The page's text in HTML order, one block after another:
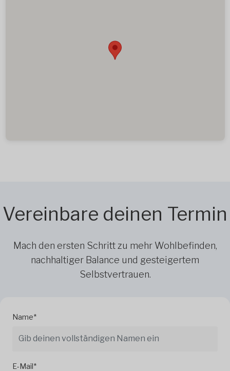
Vereinbare deinen Termin
Mach den ersten Schritt zu mehr Wohlbefinden,
nachhaltiger Balance und gesteigertem
Selbstvertrauen.
Name*
E-Mail*